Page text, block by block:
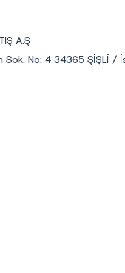
A.Ş
Sok. No: 4 34365 ŞİŞLİ /